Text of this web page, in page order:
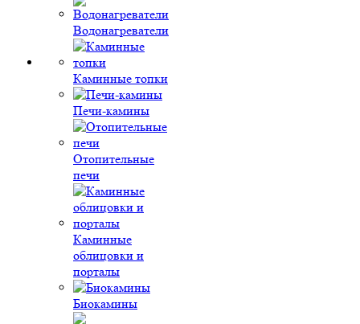
Водонагреватели
Каминные топки
Печи-камины
Отопительные
печи
Каминные
облицовки и
порталы
Биокамины